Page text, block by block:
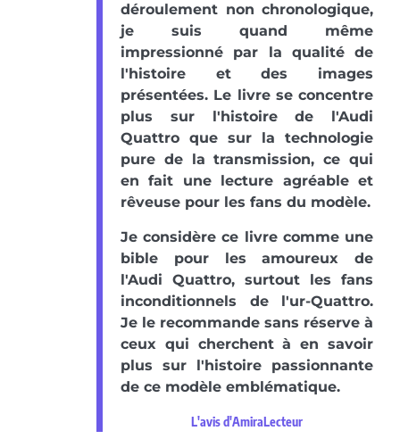
déroulement non chronologique,
je suis quand même
impressionné par la qualité de
l'histoire et des images
présentées. Le livre se concentre
plus sur l'histoire de l'Audi
Quattro que sur la technologie
pure de la transmission, ce qui
en fait une lecture agréable et
rêveuse pour les fans du modèle.
Je considère ce livre comme une
bible pour les amoureux de
l'Audi Quattro, surtout les fans
inconditionnels de l'ur-Quattro.
Je le recommande sans réserve à
ceux qui cherchent à en savoir
plus sur l'histoire passionnante
de ce modèle emblématique.
L'avis d'AmiraLecteur